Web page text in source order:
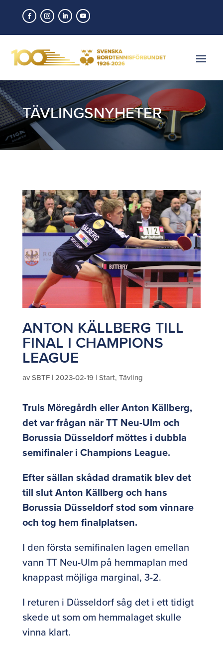
TÄVLINGSNYHETER
ANTON KÄLLBERG TILL
FINAL I CHAMPIONS
LEAGUE
avSBTF| 2023-02-19| Start, Tävling
Truls Möregårdh eller Anton Källberg,
det var frågan när TT Neu-Ulm och
Borussia Düsseldorf möttes i dubbla
semifinaler i Champions League.
Efter sällan skådad dramatik blev det
till slut Anton Källberg och hans
Borussia Düsseldorf stod som vinnare
och tog hem finalplatsen.
I den första semifinalen lagen emellan
vann TT Neu-Ulm på hemmaplan med
knappast möjliga marginal, 3-2.
I returen i Düsseldorf såg det i ett tidigt
skede ut som om hemmalaget skulle
vinna klart.